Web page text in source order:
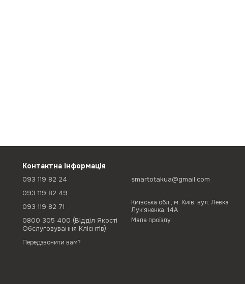
Контактна інформація
093 119 82 24
093 119 82 49
093 119 82 71
0800 305 400 (Відділ Якості
Обслуговування Клієнтів)
Передзвонити вам?
smartotakua@gmail.com
Київська обл., м. Київ, вул. Левка
Лук'яненка, 14А
Мапа проїзду